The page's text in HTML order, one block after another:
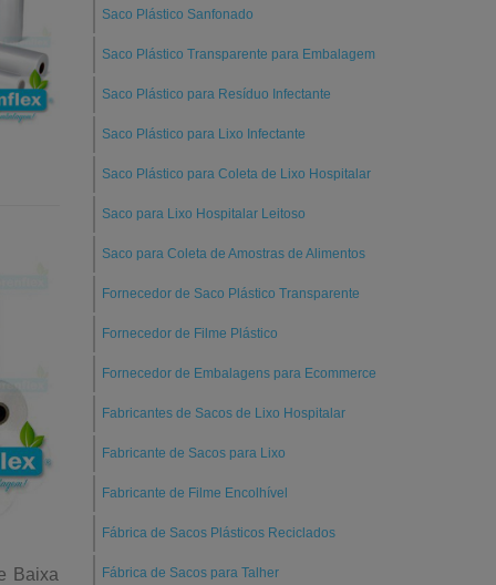
Baixa
Saco Plástico Sanfonado
Saco Plástico Transparente para Embalagem
Saco Plástico para Resíduo Infectante
Saco Plástico para Lixo Infectante
Saco Plástico para Coleta de Lixo Hospitalar
Saco para Lixo Hospitalar Leitoso
Saco para Coleta de Amostras de Alimentos
Fornecedor de Saco Plástico Transparente
Fornecedor de Filme Plástico
Fornecedor de Embalagens para Ecommerce
Fabricantes de Sacos de Lixo Hospitalar
Fabricante de Sacos para Lixo
Fabricante de Filme Encolhível
Fábrica de Sacos Plásticos Reciclados
Fábrica de Sacos para Talher